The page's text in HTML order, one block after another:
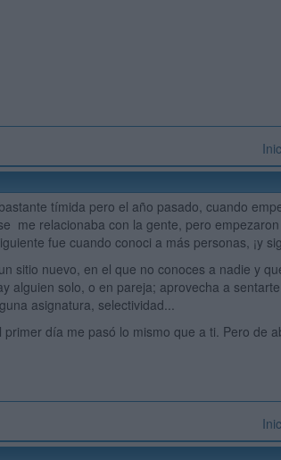
tímida pero el año pasado, cuando
me relacionaba con la gente, pero
fue cuando conoci a más personas, ¡y
sitio nuevo, en el que no conoces a nadie y
alguien solo, o en pareja; aprovecha a
asignatura, selectividad...
día me pasó lo mismo que a ti. Pero de